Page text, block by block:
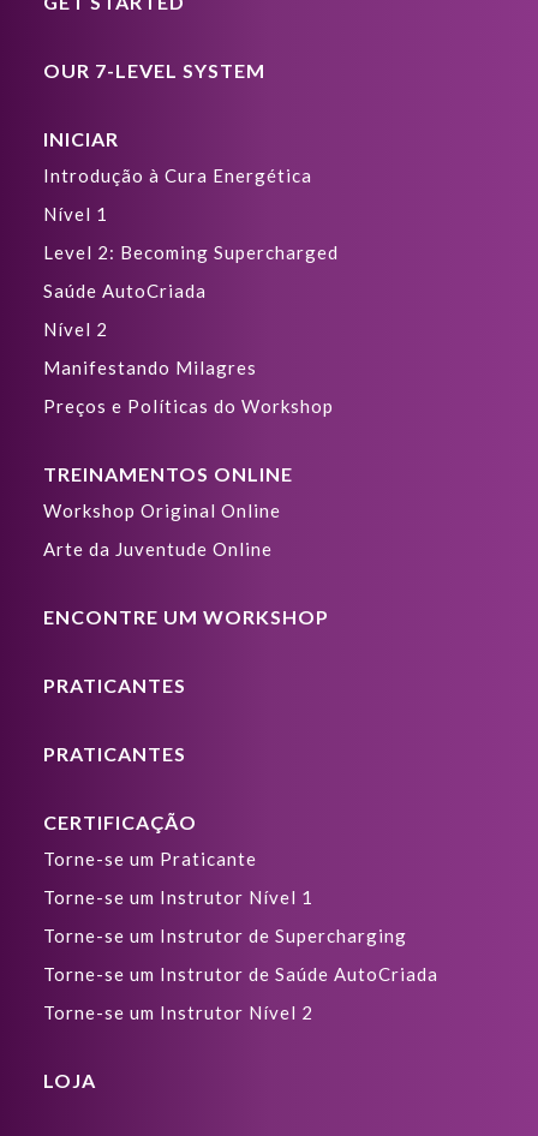
OUR 7-LEVEL SYSTEM
INICIAR
Introdução à Cura Energética
Nível 1
Level 2: Becoming Supercharged
Saúde AutoCriada
Nível 2
Manifestando Milagres
Preços e Políticas do Workshop
TREINAMENTOS ONLINE
Workshop Original Online
Arte da Juventude Online
ENCONTRE UM WORKSHOP
PRATICANTES
PRATICANTES
CERTIFICAÇÃO
Torne-se um Praticante
Torne-se um Instrutor Nível 1
Torne-se um Instrutor de Supercharging
Torne-se um Instrutor de Saúde AutoCriada
Torne-se um Instrutor Nível 2
LOJA